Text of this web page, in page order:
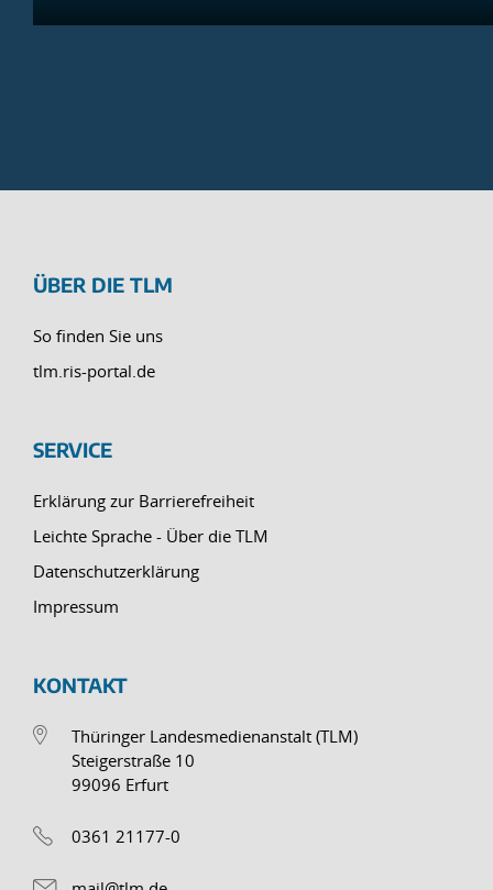
ÜBER DIE TLM
So finden Sie uns
tlm.ris-portal.de
SERVICE
Erklärung zur Barrierefreiheit
Leichte Sprache - Über die TLM
Datenschutzerklärung
Impressum
KONTAKT
Thüringer Landesmedienanstalt (TLM)
Steigerstraße 10
99096 Erfurt
0361 21177-0